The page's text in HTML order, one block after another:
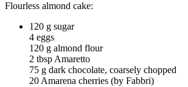
Flourless almond cake:
120 g sugar
4 eggs
120 g almond flour
2 tbsp Amaretto
75 g dark chocolate, coarsely chopped
20 Amarena cherries (by Fabbri)